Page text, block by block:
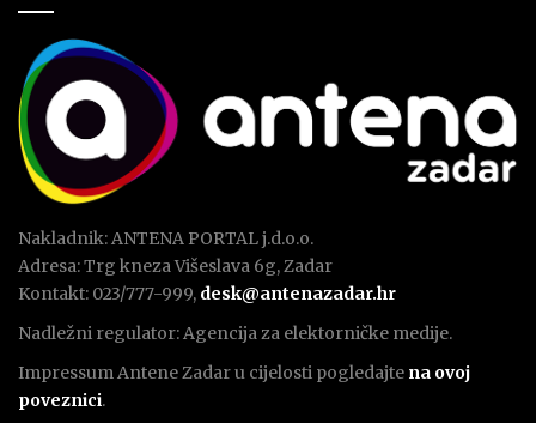
Nakladnik: ANTENA PORTAL j.d.o.o.
Adresa: Trg kneza Višeslava 6g, Zadar
Kontakt: 023/777-999, desk@antenazadar.hr
Nadležni regulator: Agencija za elektorničke medije.
Impressum Antene Zadar u cijelosti pogledajte na ovoj
poveznici.